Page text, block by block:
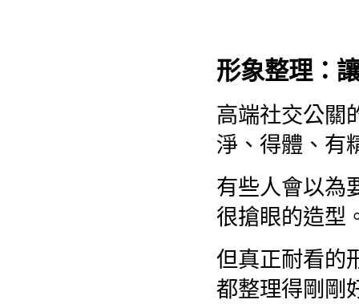
形象整理：
高端社交公關
淨、得體、有
有些人會以為
很搶眼的造型
但真正耐看的
都整理得剛剛